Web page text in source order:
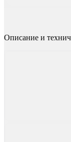
Описание и